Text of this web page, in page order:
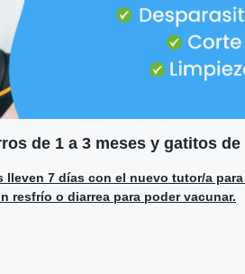
de 1 a 3 meses y gatitos de
7 días con el nuevo tutor/a
resfrío o diarrea para poder vacunar.